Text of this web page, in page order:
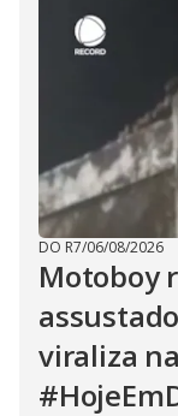
DO R7/06/08/2026
Motoboy
viraliza